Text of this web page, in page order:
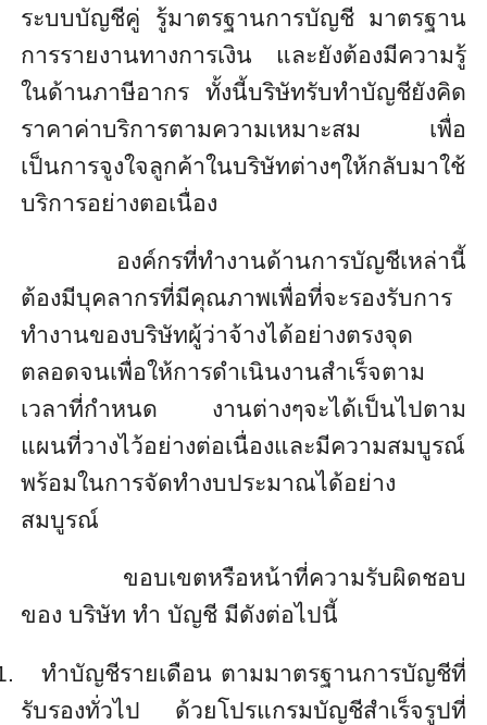
ระบบบัญชีคู่ รู้มาตรฐานการบัญชี มาตรฐาน
การรายงานทางการเงิน และยังต้องมีความรู้
ในด้านภาษีอากร ทั้งนี้บริษัทรับทำบัญชียังคิด
ราคาค่าบริการตามความเหมาะสม เพื่อ
เป็นการจูงใจลูกค้าในบริษัทต่างๆให้กลับมาใช้
บริการอย่างตอเนื่อง
องค์กรที่ทำงานด้านการบัญชีเหล่านี้
ต้องมีบุคลากรที่มีคุณภาพเพื่อที่จะรองรับการ
ทำงานของบริษัทผู้ว่าจ้างได้อย่างตรงจุด
ตลอดจนเพื่อให้การดำเนินงานสำเร็จตาม
เวลาที่กำหนด งานต่างๆจะได้เป็นไปตาม
แผนที่วางไว้อย่างต่อเนื่องและมีความสมบูรณ์
พร้อมในการจัดทำงบประมาณได้อย่าง
สมบูรณ์
ขอบเขตหรือหน้าที่ความรับผิดชอบ
ของ บริษัท ทำ บัญชี มีดังต่อไปนี้
ทำบัญชีรายเดือน ตามมาตรฐานการบัญชีที่
รับรองทั่วไป ด้วยโปรแกรมบัญชีสำเร็จรูปที่